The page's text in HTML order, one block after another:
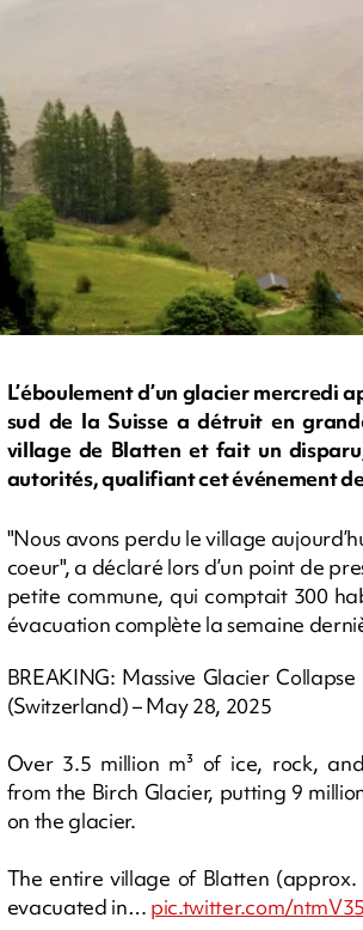
L’éboulement d’un glacier mercredi
sud de la Suisse a détruit en
village de Blatten et fait un
autorités, qualifiant cet événement
"Nous avons perdu le village
coeur", a déclaré lors d’un point de
petite commune, qui comptait 300
évacuation complète la semaine
BREAKING: Massive Glacier
(Switzerland) – May 28, 2025
Over 3.5 million m³ of ice, rock,
from the Birch Glacier, putting 9
on the glacier.
The entire village of Blatten (approx.
evacuated in… pic.twitter.com/